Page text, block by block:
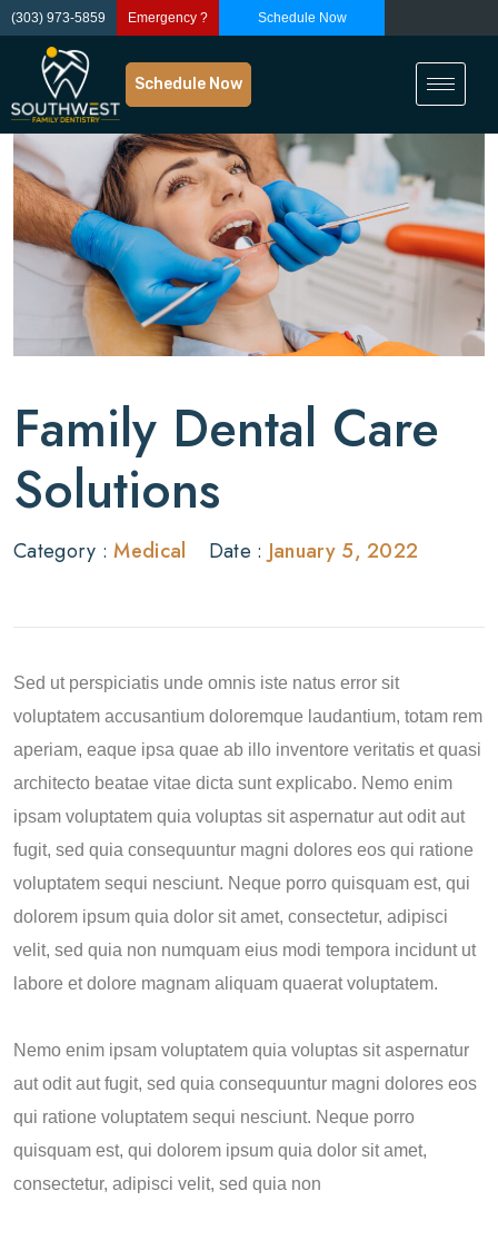
(303) 973-5859 Emergency ? Schedule Now
Schedule Now
Family Dental Care
Solutions
Category : Medical Date : January 5, 2022
Sed ut perspiciatis unde omnis iste natus error sit
voluptatem accusantium doloremque laudantium, totam rem
aperiam, eaque ipsa quae ab illo inventore veritatis et quasi
architecto beatae vitae dicta sunt explicabo. Nemo enim
ipsam voluptatem quia voluptas sit aspernatur aut odit aut
fugit, sed quia consequuntur magni dolores eos qui ratione
voluptatem sequi nesciunt. Neque porro quisquam est, qui
dolorem ipsum quia dolor sit amet, consectetur, adipisci
velit, sed quia non numquam eius modi tempora incidunt ut
labore et dolore magnam aliquam quaerat voluptatem.
Nemo enim ipsam voluptatem quia voluptas sit aspernatur
aut odit aut fugit, sed quia consequuntur magni dolores eos
qui ratione voluptatem sequi nesciunt. Neque porro
quisquam est, qui dolorem ipsum quia dolor sit amet,
consectetur, adipisci velit, sed quia non